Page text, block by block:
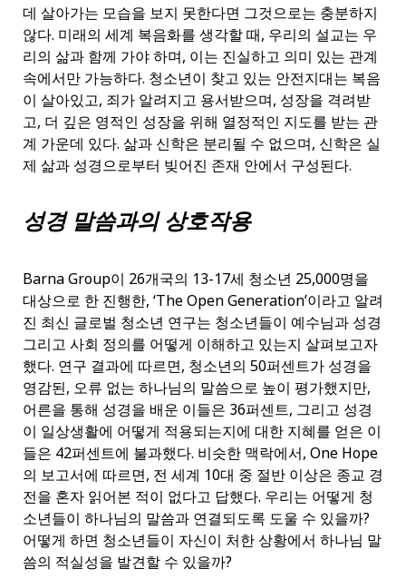
데 살아가는 모습을 보지 못한다면 그것으로는 충분하지
않다. 미래의 세계 복음화를 생각할 때, 우리의 설교는 우
리의 삶과 함께 가야 하며, 이는 진실하고 의미 있는 관계
속에서만 가능하다. 청소년이 찾고 있는 안전지대는 복음
이 살아있고, 죄가 알려지고 용서받으며, 성장을 격려받
고, 더 깊은 영적인 성장을 위해 열정적인 지도를 받는 관
계 가운데 있다. 삶과 신학은 분리될 수 없으며, 신학은 실
제 삶과 성경으로부터 빚어진 존재 안에서 구성된다.
성경 말씀과의 상호작용
Barna Group이 26개국의 13-17세 청소년 25,000명을
대상으로 한 진행한, ‘The Open Generation’이라고 알려
진 최신 글로벌 청소년 연구는 청소년들이 예수님과 성경
그리고 사회 정의를 어떻게 이해하고 있는지 살펴보고자
했다. 연구 결과에 따르면, 청소년의 50퍼센트가 성경을
영감된, 오류 없는 하나님의 말씀으로 높이 평가했지만,
어른을 통해 성경을 배운 이들은 36퍼센트, 그리고 성경
이 일상생활에 어떻게 적용되는지에 대한 지혜를 얻은 이
들은 42퍼센트에 불과했다. 비슷한 맥락에서, One Hope
의 보고서에 따르면, 전 세계 10대 중 절반 이상은 종교 경
전을 혼자 읽어본 적이 없다고 답했다. 우리는 어떻게 청
소년들이 하나님의 말씀과 연결되도록 도울 수 있을까?
어떻게 하면 청소년들이 자신이 처한 상황에서 하나님 말
씀의 적실성을 발견할 수 있을까?